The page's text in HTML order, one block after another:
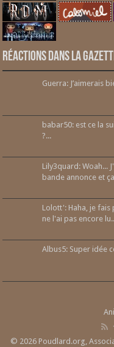
Réactions dans la
Guerra: J’aimerais
babar50: est ce la
?...
Lily3quard: Woah...
bande annonce et
Lolott': Haha, je fais
ne l'ai pas encore
Albus5: Super idée
© 2026 Poudlard.org,